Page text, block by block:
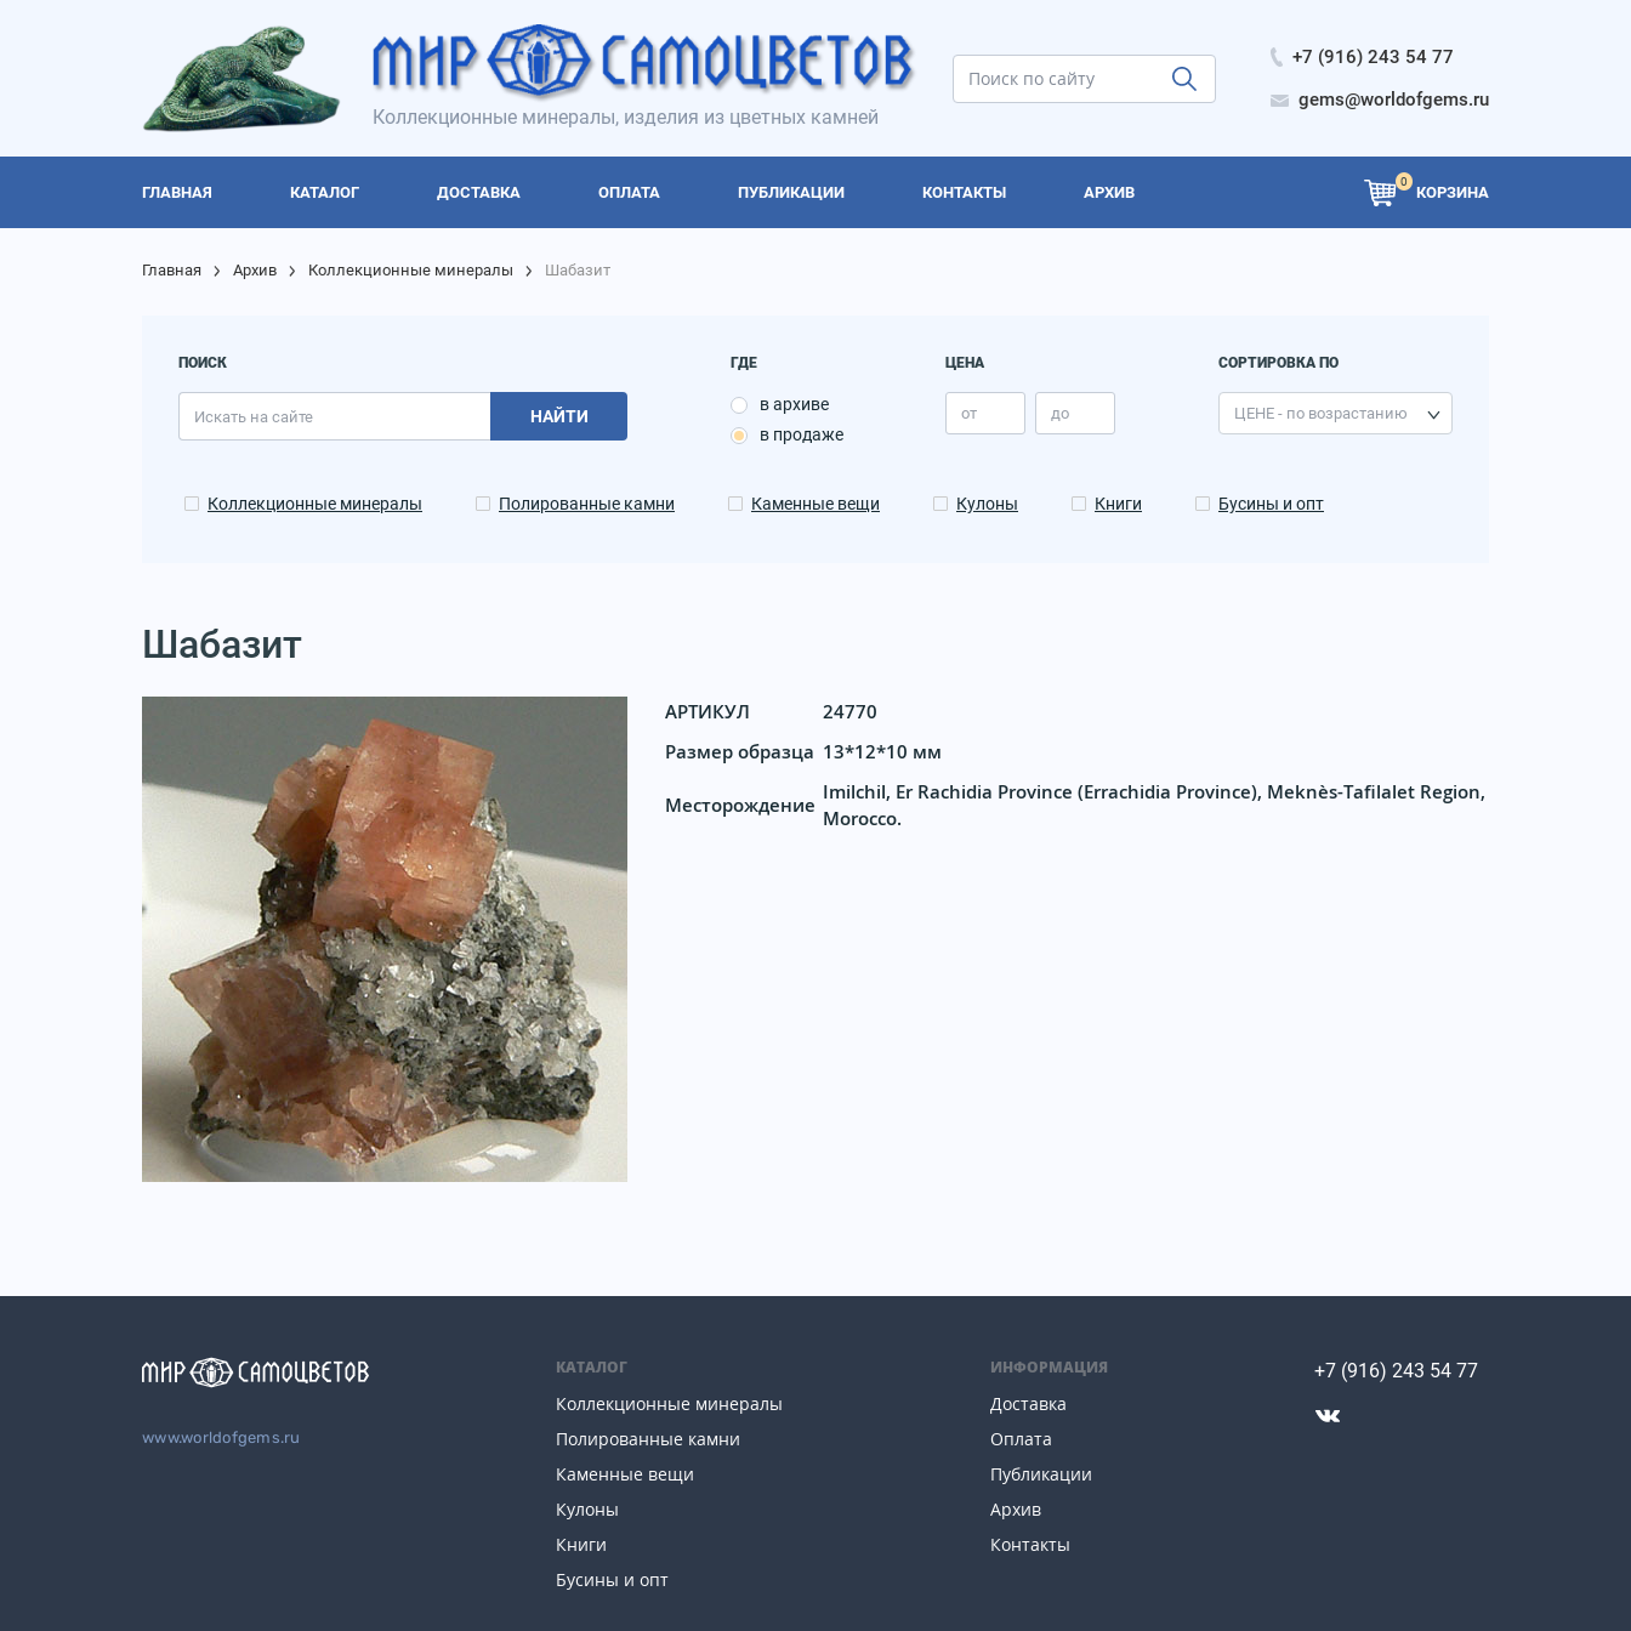
Коллекционные минералы, изделия из цветных камней
+7 (916) 243 54 77
gems@worldofgems.ru
ГЛАВНАЯ КАТАЛОГ ДОСТАВКА ОПЛАТА ПУБЛИКАЦИИ КОНТАКТЫ АРХИВ
0
КОРЗИНА
Главная Архив Коллекционные минералы Шабазит
ПОИСК
НАЙТИ
ГДЕ
в архиве
в продаже
ЦЕНА СОРТИРОВКА ПО
Коллекционные минералы Полированные камни Каменные вещи Кулоны Книги Бусины и опт
Шабазит
АРТИКУЛ
24770
Размер образца 13*12*10 мм
Месторождение
Imilchil, Er Rachidia Province (Errachidia Province), Meknès-Tafilalet Region,
Morocco.
www.worldofgems.ru
КАТАЛОГ
Коллекционные минералы
Полированные камни
Каменные вещи
Кулоны
Книги
Бусины и опт
ИНФОРМАЦИЯ
Доставка
Оплата
Публикации
Архив
Контакты
+7 (916) 243 54 77